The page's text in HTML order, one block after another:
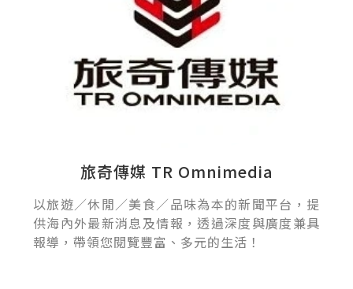
旅奇傳媒 TR Omnimedia
以旅遊／休閒／美食／品味為本的新聞平台，提
供海內外最新消息及情報，透過深度與廣度兼具
報導，帶領您閱覽豐富、多元的生活！